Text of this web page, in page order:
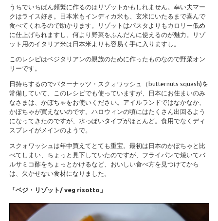
うちでいちばん頻繁に作るのはリゾットかもしれません。幸い夫マー
クはライス好き。日本米もインディカ米も、玄米にいたるまで喜んで
食べてくれるので助かります。リゾットはパスタよりもカロリー低め
に仕上げられますし、何より野菜をふんだんに使えるのが魅力。リゾ
ット用のイタリア米は日本米よりも容易く手に入りますし。
このレシピはベジタリアンの親族のために作ったものなので野菜オン
リーです。
日持ちするのでバターナッツ・スクォワッシュ（butternuts squash)を
常備していて、このレシピでも使っていますが、日本にお住まいのみ
なさまは、かぼちゃをお使いください。アイルランドではなかなか、
かぼちゃが買えないのです。ハロウィンの頃にはたくさん出回るよう
になってきたのですが、水っぽいタイプがほとんど。食用でなくディ
スプレイがメインのようで。
スクォワッシュは年中買えてとても重宝。最初は日本のかぼちゃと比
べてしまい、ちょっと見下していたのですが、フライパンで焼いてバ
ルサミコ酢をちょっとかけるなど、おいしい食べ方を見つけてから
は、欠かせない食材になりました。
「ベジ・リゾット/ veg risotto」